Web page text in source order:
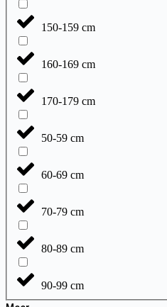
150-159 cm
160-169 cm
170-179 cm
50-59 cm
60-69 cm
70-79 cm
80-89 cm
90-99 cm